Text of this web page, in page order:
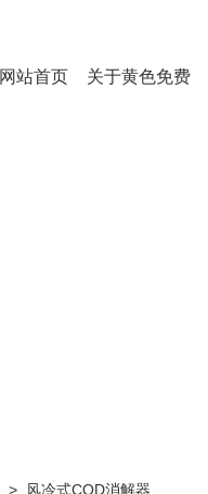
网站首页 关于黄色免费
> 风冷式COD消解器